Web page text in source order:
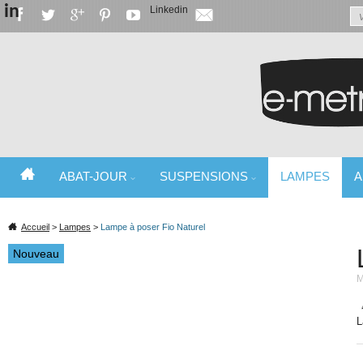
SPÉCIALISTE DE L'ABAT-JOUR ET DU LUMINAIRE
ABAT-JOUR SUSPENSIONS LAMPES
Accueil > Lampes > Lampe à poser Fio Naturel
Nouveau
in Linkedin